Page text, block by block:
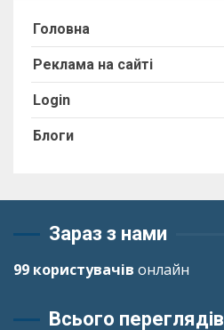
Головна
Реклама на сайті
Login
Блоги
Зараз з нами
99 користувачів онлайн
Всього переглядів